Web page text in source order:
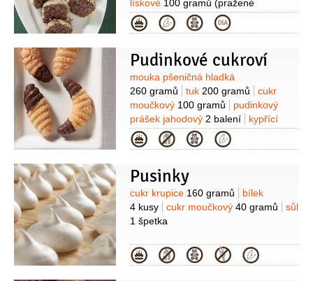
lískové 100 gramů (pražené
mleté)
Hera50 gramů
meruňková1 lžíce (DIA)
bílek
(mleté na obalení)
Kategorie
Pudinkové cukroví
Suroviny
mouka pšeničná hladká
260 gramů
tuk 200 gramů
cukr
moučkový 100 gramů
pudinkový
prášek jahodový 2 balení
kypřící
prášek do pečiva
1 balíček
25 gramů (na vymazání)
čokoláda
Kategorie
Pusinky
Suroviny
cukr krupice 160 gramů
bílek
4 kusy
cukr moučkový 40 gramů
sůl
1 špetka
Kategorie